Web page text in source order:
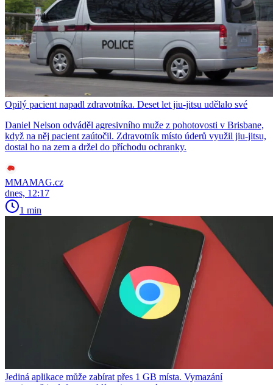
Opilý pacient napadl zdravotníka. Deset let jiu-jitsu udělalo své
Daniel Nelson odváděl agresivního muže z pohotovosti v Brisbane,
když na něj pacient zaútočil. Zdravotník místo úderů využil jiu-jitsu,
dostal ho na zem a držel do příchodu ochranky.
MMAMAG.cz
dnes, 12:17
1 min
Jediná aplikace může zabírat přes 1 GB místa. Vymazání